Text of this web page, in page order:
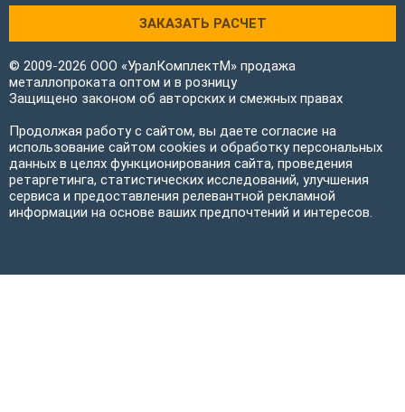
ЗАКАЗАТЬ РАСЧЕТ
© 2009-2026 ООО «УралКомплектМ» продажа
металлопроката оптом и в розницу
Защищено законом об авторских и смежных правах
Продолжая работу с сайтом, вы даете согласие на
использование сайтом cookies и обработку персональных
данных в целях функционирования сайта, проведения
ретаргетинга, статистических исследований, улучшения
сервиса и предоставления релевантной рекламной
информации на основе ваших предпочтений и интересов.